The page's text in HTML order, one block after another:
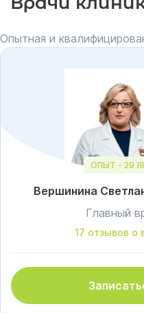
Опытная и
ОПЫТ - 29
Вершинина
Главный
17 отзывов о